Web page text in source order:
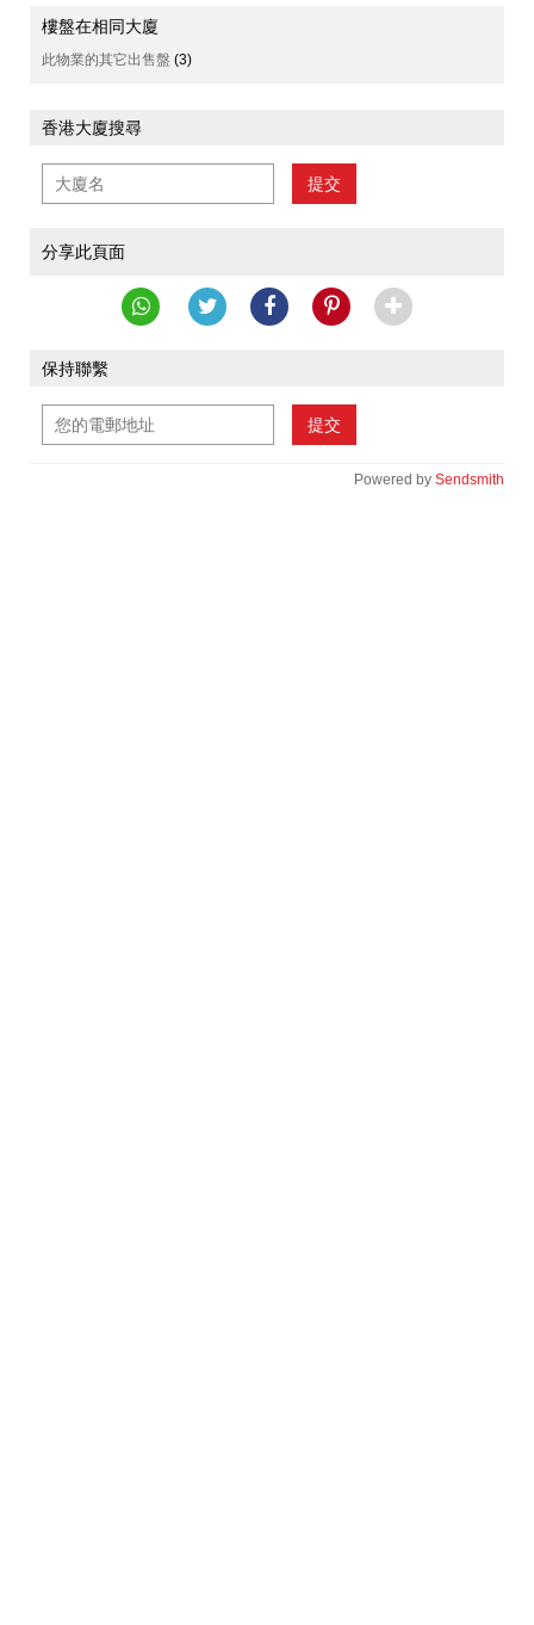
樓盤在相同大廈
此物業的其它出售盤 (3)
香港大廈搜尋
提交
分享此頁面
保持聯繫
提交
Powered by Sendsmith